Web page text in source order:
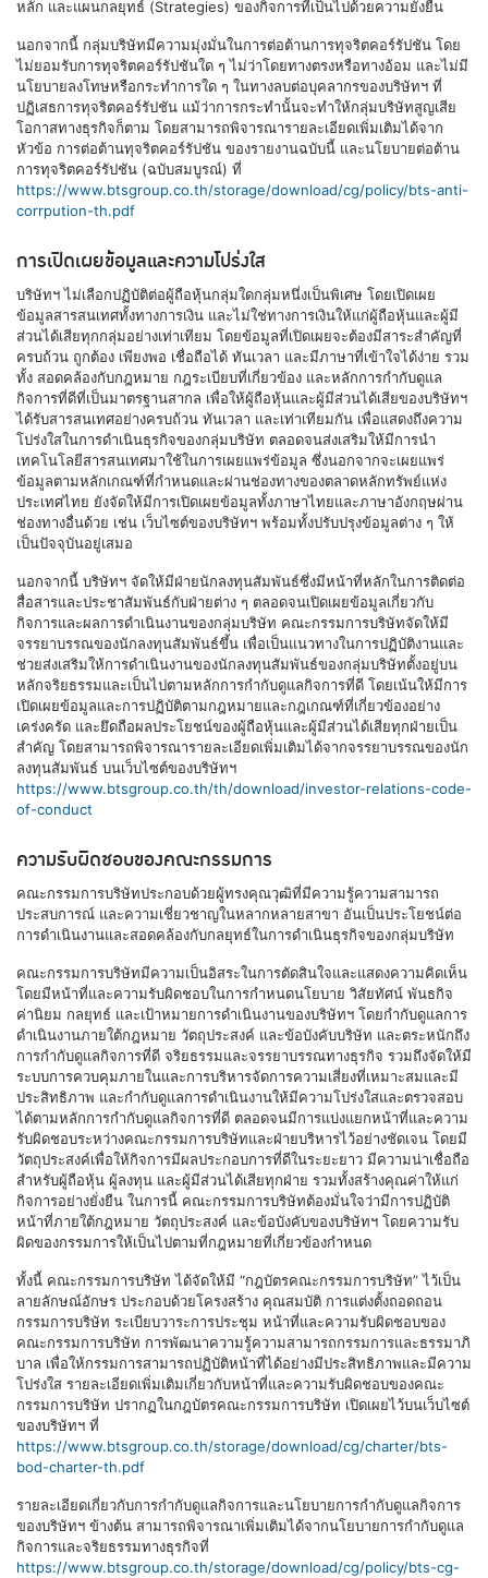
หลัก และแผนกลยุทธ์ (Strategies) ของกิจการที่เป็นไปด้วยความยั่งยืน
นอกจากนี้ กลุ่มบริษัทมีความมุ่งมั่นในการต่อต้านการทุจริตคอร์รัปชัน โดย
ไม่ยอมรับการทุจริตคอร์รัปชันใด ๆ ไม่ว่าโดยทางตรงหรือทางอ้อม และไม่มี
นโยบายลงโทษหรือกระทำการใด ๆ ในทางลบต่อบุคลากรของบริษัทฯ ที่
ปฏิเสธการทุจริตคอร์รัปชัน แม้ว่าการกระทำนั้นจะทำให้กลุ่มบริษัทสูญเสีย
โอกาสทางธุรกิจก็ตาม โดยสามารถพิจารณารายละเอียดเพิ่มเติมได้จาก
หัวข้อ การต่อต้านทุจริตคอร์รัปชัน ของรายงานฉบับนี้ และนโยบายต่อต้าน
การทุจริตคอร์รัปชัน (ฉบับสมบูรณ์) ที่
https://www.btsgroup.co.th/storage/download/cg/policy/bts-anti-
corrpution-th.pdf
การเปิดเผยข้อมูลและความโปร่งใส
บริษัทฯ ไม่เลือกปฏิบัติต่อผู้ถือหุ้นกลุ่มใดกลุ่มหนึ่งเป็นพิเศษ โดยเปิดเผย
ข้อมูลสารสนเทศทั้งทางการเงิน และไม่ใช่ทางการเงินให้แก่ผู้ถือหุ้นและผู้มี
ส่วนได้เสียทุกกลุ่มอย่างเท่าเทียม โดยข้อมูลที่เปิดเผยจะต้องมีสาระสำคัญที่
ครบถ้วน ถูกต้อง เพียงพอ เชื่อถือได้ ทันเวลา และมีภาษาที่เข้าใจได้ง่าย รวม
ทั้ง สอดคล้องกับกฎหมาย กฎระเบียบที่เกี่ยวข้อง และหลักการกำกับดูแล
กิจการที่ดีที่เป็นมาตรฐานสากล เพื่อให้ผู้ถือหุ้นและผู้มีส่วนได้เสียของบริษัทฯ
ได้รับสารสนเทศอย่างครบถ้วน ทันเวลา และเท่าเทียมกัน เพื่อแสดงถึงความ
โปร่งใสในการดำเนินธุรกิจของกลุ่มบริษัท ตลอดจนส่งเสริมให้มีการนำ
เทคโนโลยีสารสนเทศมาใช้ในการเผยแพร่ข้อมูล ซึ่งนอกจากจะเผยแพร่
ข้อมูลตามหลักเกณฑ์ที่กำหนดและผ่านช่องทางของตลาดหลักทรัพย์แห่ง
ประเทศไทย ยังจัดให้มีการเปิดเผยข้อมูลทั้งภาษาไทยและภาษาอังกฤษผ่าน
ช่องทางอื่นด้วย เช่น เว็บไซต์ของบริษัทฯ พร้อมทั้งปรับปรุงข้อมูลต่าง ๆ ให้
เป็นปัจจุบันอยู่เสมอ
นอกจากนี้ บริษัทฯ จัดให้มีฝ่ายนักลงทุนสัมพันธ์ซึ่งมีหน้าที่หลักในการติดต่อ
สื่อสารและประชาสัมพันธ์กับฝ่ายต่าง ๆ ตลอดจนเปิดเผยข้อมูลเกี่ยวกับ
กิจการและผลการดำเนินงานของกลุ่มบริษัท คณะกรรมการบริษัทจัดให้มี
จรรยาบรรณของนักลงทุนสัมพันธ์ขึ้น เพื่อเป็นแนวทางในการปฏิบัติงานและ
ช่วยส่งเสริมให้การดำเนินงานของนักลงทุนสัมพันธ์ของกลุ่มบริษัทตั้งอยู่บน
หลักจริยธรรมและเป็นไปตามหลักการกำกับดูแลกิจการที่ดี โดยเน้นให้มีการ
เปิดเผยข้อมูลและการปฏิบัติตามกฎหมายและกฎเกณฑ์ที่เกี่ยวข้องอย่าง
เคร่งครัด และยึดถือผลประโยชน์ของผู้ถือหุ้นและผู้มีส่วนได้เสียทุกฝ่ายเป็น
สำคัญ โดยสามารถพิจารณารายละเอียดเพิ่มเติมได้จากจรรยาบรรณของนัก
ลงทุนสัมพันธ์ บนเว็บไซต์ของบริษัทฯ
https://www.btsgroup.co.th/th/download/investor-relations-code-
of-conduct
ความรับผิดชอบของคณะกรรมการ
คณะกรรมการบริษัทประกอบด้วยผู้ทรงคุณวุฒิที่มีความรู้ความสามารถ
ประสบการณ์ และความเชี่ยวชาญในหลากหลายสาขา อันเป็นประโยชน์ต่อ
การดำเนินงานและสอดคล้องกับกลยุทธ์ในการดำเนินธุรกิจของกลุ่มบริษัท
คณะกรรมการบริษัทมีความเป็นอิสระในการตัดสินใจและแสดงความคิดเห็น
โดยมีหน้าที่และความรับผิดชอบในการกำหนดนโยบาย วิสัยทัศน์ พันธกิจ
ค่านิยม กลยุทธ์ และเป้าหมายการดำเนินงานของบริษัทฯ โดยกำกับดูแลการ
ดำเนินงานภายใต้กฎหมาย วัตถุประสงค์ และข้อบังคับบริษัท และตระหนักถึง
การกำกับดูแลกิจการที่ดี จริยธรรมและจรรยาบรรณทางธุรกิจ รวมถึงจัดให้มี
ระบบการควบคุมภายในและการบริหารจัดการความเสี่ยงที่เหมาะสมและมี
ประสิทธิภาพ และกำกับดูแลการดำเนินงานให้มีความโปร่งใสและตรวจสอบ
ได้ตามหลักการกำกับดูแลกิจการที่ดี ตลอดจนมีการแบ่งแยกหน้าที่และความ
รับผิดชอบระหว่างคณะกรรมการบริษัทและฝ่ายบริหารไว้อย่างชัดเจน โดยมี
วัตถุประสงค์เพื่อให้กิจการมีผลประกอบการที่ดีในระยะยาว มีความน่าเชื่อถือ
สำหรับผู้ถือหุ้น ผู้ลงทุน และผู้มีส่วนได้เสียทุกฝ่าย รวมทั้งสร้างคุณค่าให้แก่
กิจการอย่างยั่งยืน ในการนี้ คณะกรรมการบริษัทต้องมั่นใจว่ามีการปฏิบัติ
หน้าที่ภายใต้กฎหมาย วัตถุประสงค์ และข้อบังคับของบริษัทฯ โดยความรับ
ผิดของกรรมการให้เป็นไปตามที่กฎหมายที่เกี่ยวข้องกำหนด
ทั้งนี้ คณะกรรมการบริษัท ได้จัดให้มี “กฎบัตรคณะกรรมการบริษัท” ไว้เป็น
ลายลักษณ์อักษร ประกอบด้วยโครงสร้าง คุณสมบัติ การแต่งตั้งถอดถอน
กรรมการบริษัท ระเบียบวาระการประชุม หน้าที่และความรับผิดชอบของ
คณะกรรมการบริษัท การพัฒนาความรู้ความสามารถกรรมการและธรรมาภิ
บาล เพื่อให้กรรมการสามารถปฏิบัติหน้าที่ได้อย่างมีประสิทธิภาพและมีความ
โปร่งใส รายละเอียดเพิ่มเติมเกี่ยวกับหน้าที่และความรับผิดชอบของคณะ
กรรมการบริษัท ปรากฏในกฎบัตรคณะกรรมการบริษัท เปิดเผยไว้บนเว็บไซต์
ของบริษัทฯ ที่
https://www.btsgroup.co.th/storage/download/cg/charter/bts-
bod-charter-th.pdf
รายละเอียดเกี่ยวกับการกำกับดูแลกิจการและนโยบายการกำกับดูแลกิจการ
ของบริษัทฯ ข้างต้น สามารถพิจารณาเพิ่มเติมได้จากนโยบายการกำกับดูแล
กิจการและจริยธรรมทางธุรกิจที่
https://www.btsgroup.co.th/storage/download/cg/policy/bts-cg-